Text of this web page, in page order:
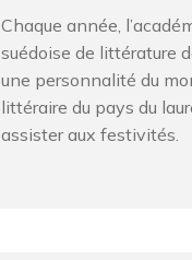
Chaque année,
suédoise de littérature
une personnalité du
littéraire du pays du
assister aux festivités.